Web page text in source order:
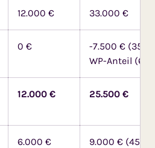
12.000 € 33.000 €
0 €
-7.500 € (35 %
WP-Anteil (65
12.000 € 25.500 €
6.000 €
9.000 € (450